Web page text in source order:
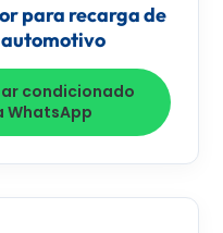
para recarga de
condicionado
WhatsApp